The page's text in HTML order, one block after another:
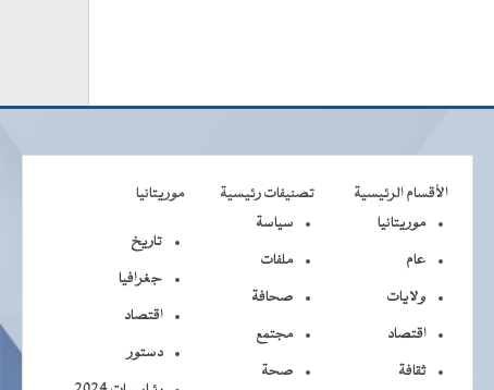
الأقسام الرئيسية تصنيفات رئيسية
موريتانيا
موريتانيا
عام
ولايات
اقتصاد
ثقافة
سياسة
ملفات
صحافة
مجتمع
صحة
تاريخ
جغرافيا
اقتصاد
دستور